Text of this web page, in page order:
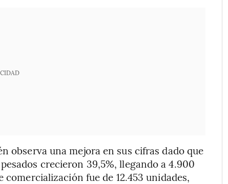
observa una mejora en sus cifras dado que
crecieron 39,5%, llegando a 4.900
fue de 12.453 unidades,